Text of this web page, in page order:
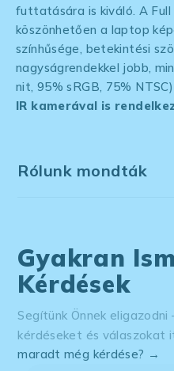
futtatására is kiváló. A Full
köszönhetően a laptop
színhűsége, betekintési
nagyságrendekkel jobb,
nit, 95% sRGB, 75% NTSC)
IR kamerával is
Rólunk mondták
Gyakran
Kérdések
Segítünk Önnek
kérdéseket és válaszokat
maradt még kérdése? →